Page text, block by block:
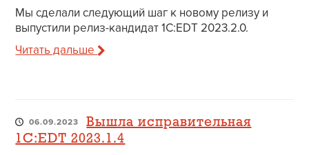
Мы сделали следующий шаг к новому релизу и
выпустили релиз-кандидат 1C:EDT 2023.2.0.
Читать дальше
06.09.2023
Вышла исправительная
1C:EDT 2023.1.4